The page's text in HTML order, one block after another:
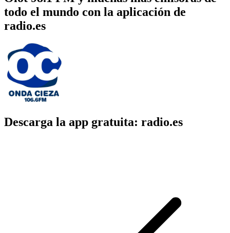
todo el mundo con la aplicación de
radio.es
Descarga la app gratuita: radio.es